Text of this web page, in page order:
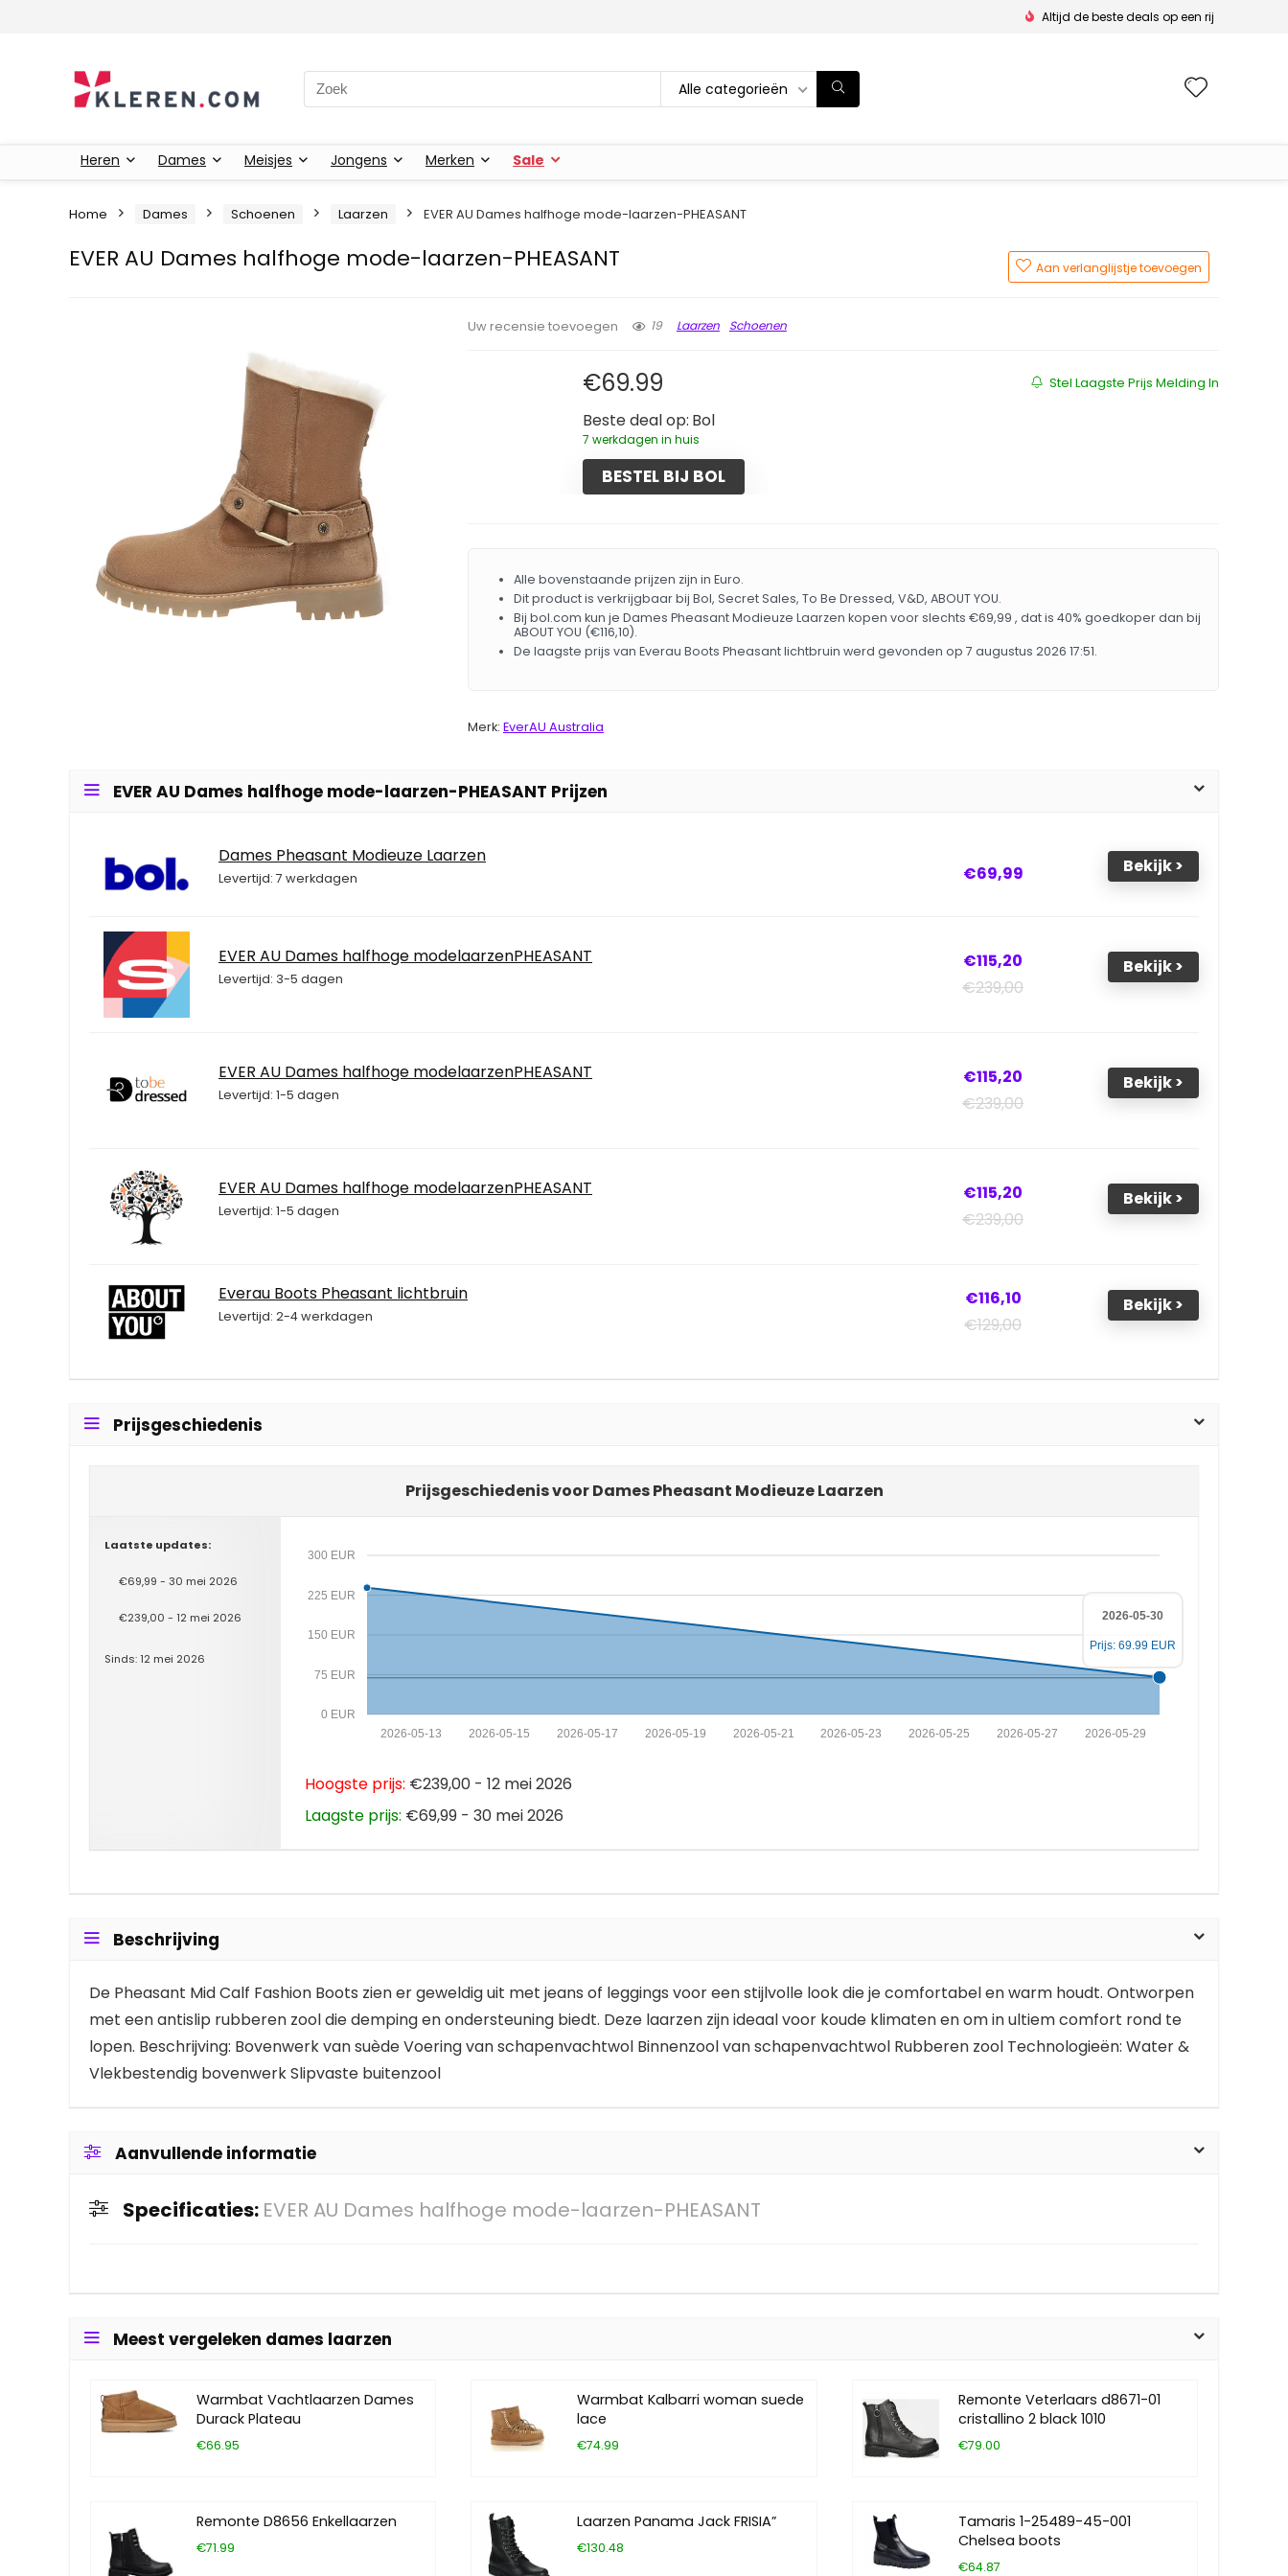
Altijd de beste deals op een rij
Zoeken naar: Alle categorieën
Heren Dames Meisjes Jongens Merken Sale
Home Dames Schoenen Laarzen EVER AU Dames halfhoge mode-laarzen-PHEASANT
EVER AU Dames halfhoge mode-laarzen-PHEASANT Aan verlanglijstje toevoegen
Uw recensie toevoegen 19 Laarzen Schoenen
Stel Laagste Prijs Melding In
€69.99
Beste deal op: Bol
7 werkdagen in huis
BESTEL BIJ BOL
Alle bovenstaande prijzen zijn in Euro.
Dit product is verkrijgbaar bij Bol, Secret Sales, To Be Dressed, V&D, ABOUT YOU.
Bij bol.com kun je Dames Pheasant Modieuze Laarzen kopen voor slechts €69,99 , dat is 40% goedkoper dan bij
ABOUT YOU (€116,10).
De laagste prijs van Everau Boots Pheasant lichtbruin werd gevonden op 7 augustus 2026 17:51.
Merk: EverAU Australia
EVER AU Dames halfhoge mode-laarzen-PHEASANT Prijzen
Dames Pheasant Modieuze Laarzen
Levertijd: 7 werkdagen €69,99 Bekijk >
EVER AU Dames halfhoge modelaarzenPHEASANT
Levertijd: 3-5 dagen
€115,20
€239,00
Bekijk >
EVER AU Dames halfhoge modelaarzenPHEASANT
Levertijd: 1-5 dagen
€115,20
€239,00
Bekijk >
EVER AU Dames halfhoge modelaarzenPHEASANT
Levertijd: 1-5 dagen
€115,20
€239,00
Bekijk >
Everau Boots Pheasant lichtbruin
Levertijd: 2-4 werkdagen
€116,10
€129,00
Bekijk >
Prijsgeschiedenis
Prijsgeschiedenis voor Dames Pheasant Modieuze Laarzen
Laatste updates:
€69,99 - 30 mei 2026
€239,00 - 12 mei 2026
Sinds: 12 mei 2026
0 EUR
75 EUR
150 EUR
225 EUR
300 EUR
2026-05-29
2026-05-27
2026-05-25
2026-05-23
2026-05-21
2026-05-19
2026-05-17
2026-05-15
2026-05-13
2026-05-30
Prijs: 69.99 EUR
Hoogste prijs: €239,00 - 12 mei 2026
Laagste prijs: €69,99 - 30 mei 2026
Beschrijving
De Pheasant Mid Calf Fashion Boots zien er geweldig uit met jeans of leggings voor een stijlvolle look die je comfortabel en warm houdt. Ontworpen
met een antislip rubberen zool die demping en ondersteuning biedt. Deze laarzen zijn ideaal voor koude klimaten en om in ultiem comfort rond te
lopen. Beschrijving: Bovenwerk van suède Voering van schapenvachtwol Binnenzool van schapenvachtwol Rubberen zool Technologieën: Water &
Vlekbestendig bovenwerk Slipvaste buitenzool
Aanvullende informatie
Specificaties: EVER AU Dames halfhoge mode-laarzen-PHEASANT
Meest vergeleken dames laarzen
Warmbat Vachtlaarzen Dames
Durack Plateau
€66.95
Warmbat Kalbarri woman suede
lace
€74.99
Remonte Veterlaars d8671-01
cristallino 2 black 1010
€79.00
Remonte D8656 Enkellaarzen
€71.99
Laarzen Panama Jack FRISIA”
€130.48
Tamaris 1-25489-45-001
Chelsea boots
€64.87